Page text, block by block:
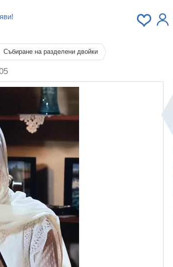
Събиране на разделени двойки